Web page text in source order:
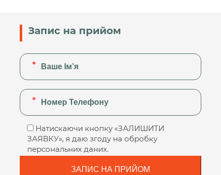
Запис на прийом
Натискаючи кнопку «ЗАЛИШИТИ
ЗАЯВКУ», я даю згоду на обробку
персональних даних.